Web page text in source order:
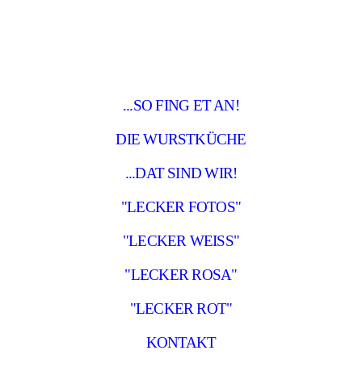
...SO FING ET AN!
DIE WURSTKÜCHE
...DAT SIND WIR!
"LECKER FOTOS"
"LECKER WEISS"
"LECKER ROSA"
"LECKER ROT"
KONTAKT